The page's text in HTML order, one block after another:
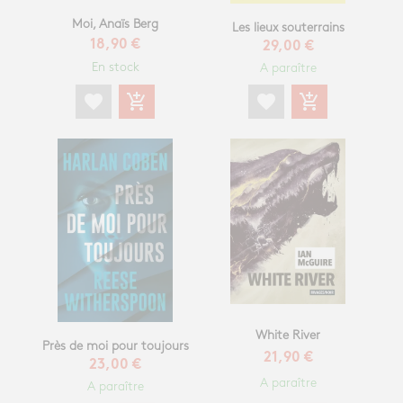
Moi, Anaïs Berg
18,90 €
En stock
add_shopping_cart
Les lieux souterrains
29,00 €
A paraître
add_shopping_cart
Près de moi pour toujours
23,00 €
A paraître
White River
21,90 €
A paraître